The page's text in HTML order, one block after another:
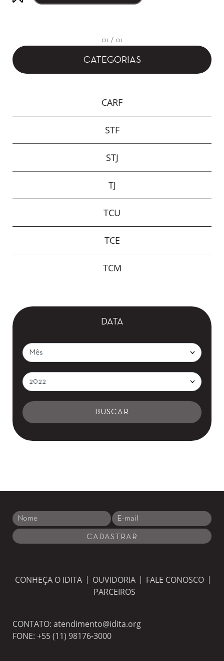
01 / 01
CATEGORIAS
CARF
STF
STJ
TJ
TCU
TCE
TCM
DATA
CONHEÇA O IDITA OUVIDORIA
FALE CONOSCO
PARCEIROS
CONTATO: atendimento@idita.org
FONE: +55 (11) 98176-3000